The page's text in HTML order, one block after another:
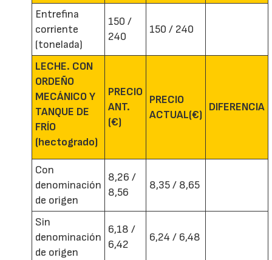
Entrefina
corriente
(tonelada)
150 /
240
150 / 240
LECHE. CON
ORDEÑO
MECÁNICO Y
TANQUE DE
FRÍO
(hectogrado)
PRECIO
ANT.
(€)
PRECIO
ACTUAL(€)
DIFERENCIA
Con
denominación
de origen
8,26 /
8,56
8,35 / 8,65
Sin
denominación
de origen
6,18 /
6,42
6,24 / 6,48